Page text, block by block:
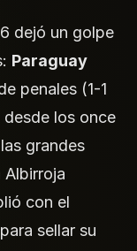
dejó un golpe
Paraguay
penales (1-1
los once
grandes
con el
sellar su